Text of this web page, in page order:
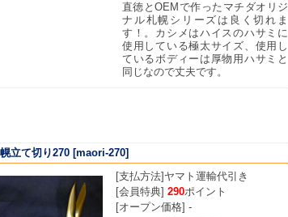
直徳とOEMで作ったマチダオリジ
ナル札幌シリーズは良く切れま
す！。カシメはハイスのハサミに
使用している極太サイズ、使用し
ているボディーは厚物用ハサミと
同じなので丈夫です。
立て切り270 [maori-270]
[支払方法] ヤマト運輸代引き
[会員特典] 290ポイント
[オープン価格] -